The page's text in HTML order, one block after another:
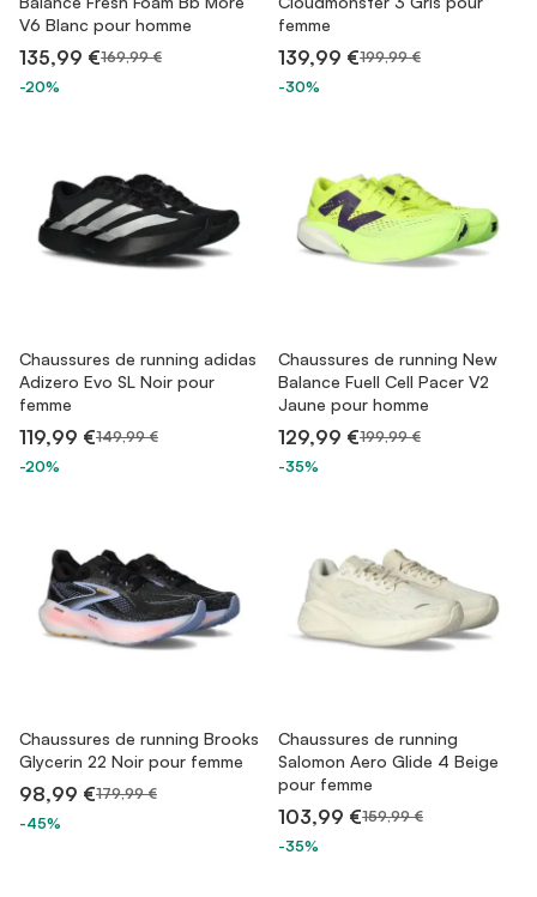
V6 Blanc pour homme
135,99 €169,99 €
-20%
femme
139,99 €199,99 €
-30%
Chaussures de running adidas
Adizero Evo SL Noir pour
femme
119,99 €149,99 €
-20%
Chaussures de running New
Balance Fuell Cell Pacer V2
Jaune pour homme
129,99 €199,99 €
-35%
Chaussures de running Brooks
Glycerin 22 Noir pour femme
98,99 €179,99 €
-45%
Chaussures de running
Salomon Aero Glide 4 Beige
pour femme
103,99 €159,99 €
-35%